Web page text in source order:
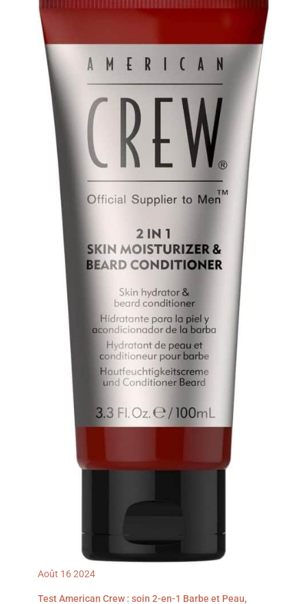
Août 162024
Test American Crew : soin 2-en-1 Barbe et Peau,